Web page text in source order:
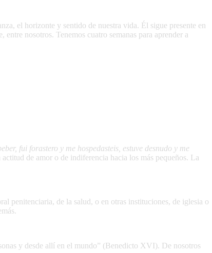
el horizonte y sentido de nuestra vida. Él sigue presente en
nosotros. Tenemos cuatro semanas para aprender a
fui forastero y me hospedasteis, estuve desnudo y me
de amor o de indiferencia hacia los más pequeños. La
penitenciaria, de la salud, o en otras instituciones, de iglesia o
y desde allí en el mundo” (Benedicto XVI). De nosotros